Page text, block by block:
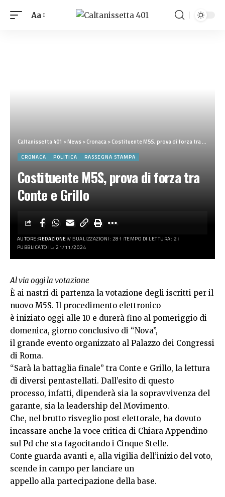
Aa
Caltanissetta 401 >News>Cronaca>Costituente M5S, prova di forza tra Conte e Grillo
CRONACA POLITICA RASSEGNA STAMPA
Costituente M5S, prova di forza tra
Conte e Grillo
AUTORE:REDAZIONE VISUALIZZAZIONI: 281 TEMPO DI LETTURA: 2
PUBBLICATO IL: 21/11/2024
Al via oggi la votazione
È ai nastri di partenza la votazione degli iscritti per il
nuovo M5S. Il procedimento elettronico
è iniziato oggi alle 10 e durerà fino al pomeriggio di
domenica, giorno conclusivo di “Nova”,
il grande evento organizzato al Palazzo dei Congressi
di Roma.
“Sarà la battaglia finale” tra Conte e Grillo, la lettura
di diversi pentastellati. Dall’esito di questo
processo, infatti, dipenderà sia la sopravvivenza del
garante, sia la leadership del Movimento.
Che, nel brutto risveglio post elettorale, ha dovuto
incassare anche la voce critica di Chiara Appendino
sul Pd che sta fagocitando i Cinque Stelle.
Conte guarda avanti e, alla vigilia dell’inizio del voto,
scende in campo per lanciare un
appello alla partecipazione della base.